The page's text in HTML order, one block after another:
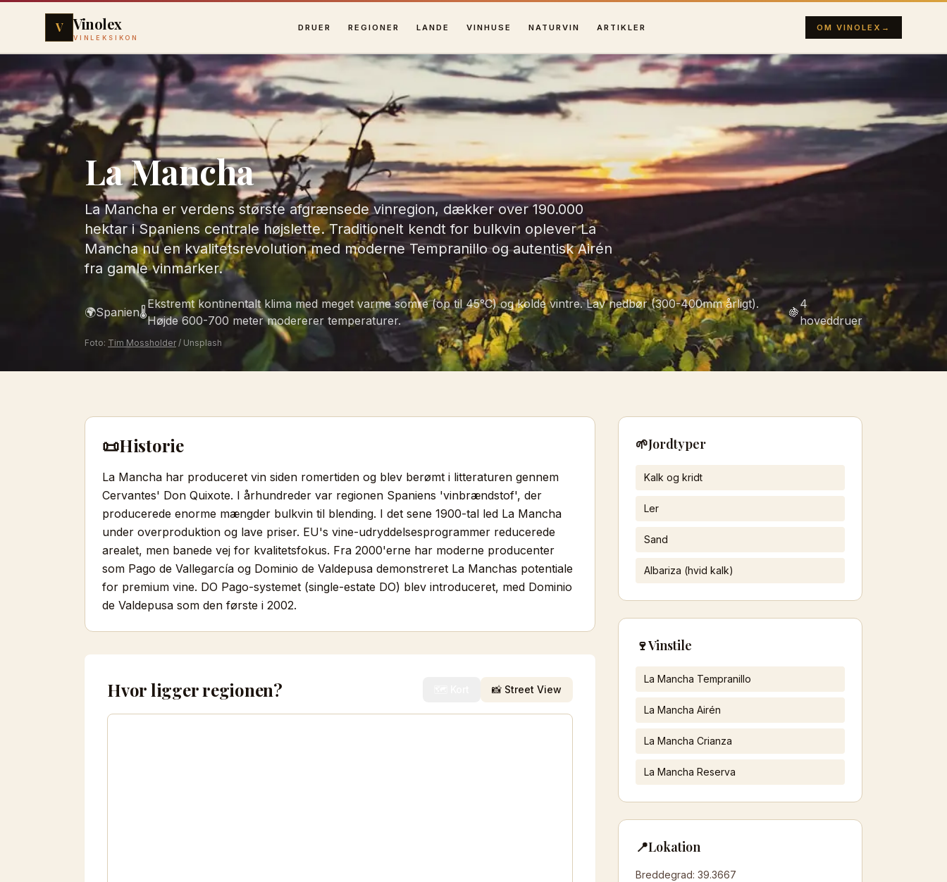
V Vinolex
VINLEKSIKON
DRUER REGIONER LANDE VINHUSE NATURVIN ARTIKLER OM VINOLEX →
La Mancha
La Mancha er verdens største afgrænsede vinregion, dækker over 190.000
hektar i Spaniens centrale højslette. Traditionelt kendt for bulkvin oplever La
Mancha nu en kvalitetsrevolution med moderne Tempranillo og autentisk Airén
fra gamle vinmarker.
🌍Spanien🌡️
Ekstremt kontinentalt klima med meget varme somre (op til 45°C) og kolde vintre. Lav nedbør (300-400mm årligt).
Højde 600-700 meter modererer temperaturer.
🍇
4
hoveddruer
Foto: Tim Mossholder/ Unsplash
📜Historie
La Mancha har produceret vin siden romertiden og blev berømt i litteraturen gennem
Cervantes' Don Quixote. I århundreder var regionen Spaniens 'vinbrændstof', der
producerede enorme mængder bulkvin til blending. I det sene 1900-tal led La Mancha
under overproduktion og lave priser. EU's vine-udryddelsesprogrammer reducerede
arealet, men banede vej for kvalitetsfokus. Fra 2000'erne har moderne producenter
som Pago de Vallegarcía og Dominio de Valdepusa demonstreret La Manchas potentiale
for premium vine. DO Pago-systemet (single-estate DO) blev introduceret, med Dominio
de Valdepusa som den første i 2002.
Hvor ligger regionen? 📸 Street View
🌱Jordtyper
Kalk og kridt
Ler
Sand
Albariza (hvid kalk)
🍷Vinstile
La Mancha Tempranillo
La Mancha Airén
La Mancha Crianza
La Mancha Reserva
📍Lokation
Breddegrad:39.3667